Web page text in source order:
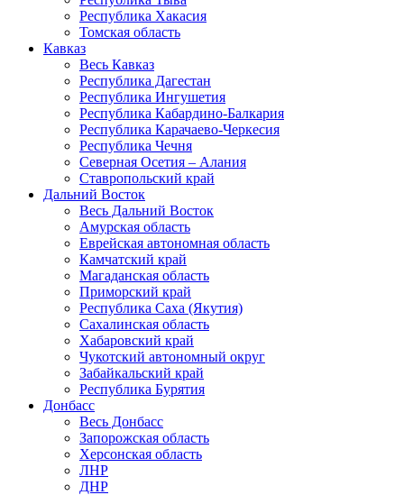
Республика Хакасия
Томская область
Кавказ
Весь Кавказ
Республика Дагестан
Республика Ингушетия
Республика Кабардино-Балкария
Республика Карачаево-Черкесия
Республика Чечня
Северная Осетия – Алания
Ставропольский край
Дальний Восток
Весь Дальний Восток
Амурская область
Еврейская автономная область
Камчатский край
Магаданская область
Приморский край
Республика Саха (Якутия)
Сахалинская область
Хабаровский край
Чукотский автономный округ
Забайкальский край
Республика Бурятия
Донбасс
Весь Донбасс
Запорожская область
Херсонская область
ЛНР
ДНР